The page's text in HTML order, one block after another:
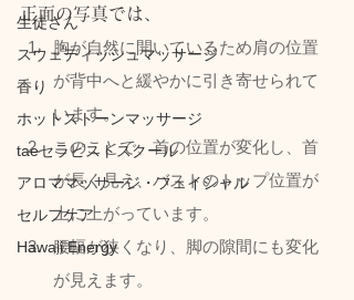
生徒さん
スウェディッシュマッサージ
香り
ホットストーンマッサージ
taeセラピストスクール
アロママッサージ・フェイシャル
セルフケア
Hawaii Energy
正面の写真では、
胸が自然に開いているため肩の位置
が背中へと緩やかに引き寄せられて
います。
このことで、首の位置が変化し、首
が長く見え、バストのトップ位置が
上に上がっています。
腰幅が狭くなり、脚の隙間にも変化
が見えます。